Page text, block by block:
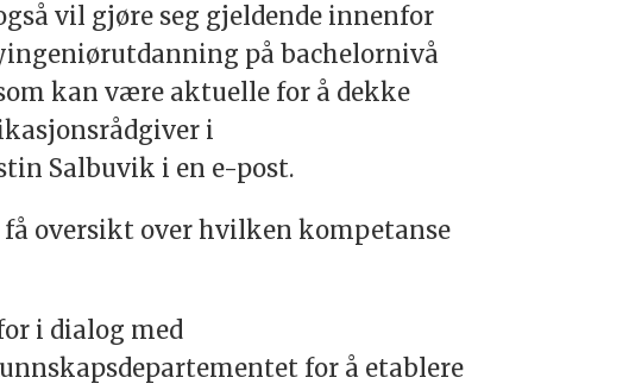
vil gjøre seg gjeldende innenfor
på bachelornivå
kan være aktuelle for å dekke
i
Salbuvik i en e-post.
oversikt over hvilken kompetanse
i dialog med
for å etablere